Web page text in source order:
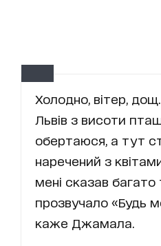
Холодно, вітер,
Львів з висоти
обертаюся, а тут
наречений з
мені сказав багато
прозвучало «Будь
каже Джамала.